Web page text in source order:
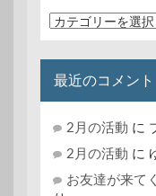
カ
テ
ゴ
リ
最近のコメント
2月の活動 に
2月の活動 に
お友達が来て